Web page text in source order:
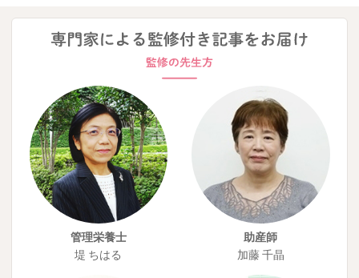
管理栄養士
堤 ちはる
助産師
加藤 千晶